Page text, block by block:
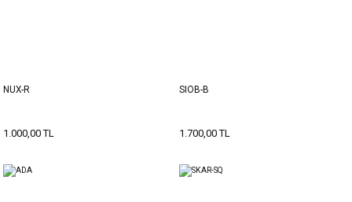
NUX-R
1.000,00 TL
SIOB-B
1.700,00 TL